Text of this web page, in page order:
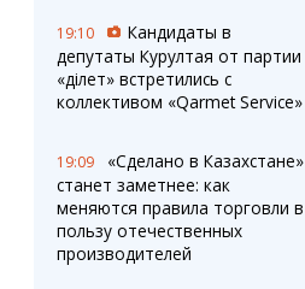
Timelapse
19:10
Кандидаты в
депутаты Курултая от партии
«Әділет» встретились с
коллективом «Qarmet Service»
19:09
«Сделано в Казахстане»
станет заметнее: как
меняются правила торговли в
пользу отечественных
производителей